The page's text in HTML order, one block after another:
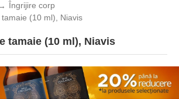
Îngrijire corp
(10 ml), Niavis
tamaie (10 ml), Niavis